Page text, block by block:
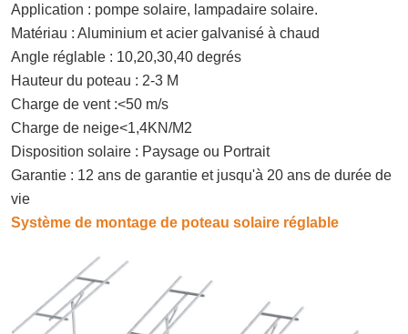
Application : pompe solaire, lampadaire solaire.
Matériau : Aluminium et acier galvanisé à chaud
Angle réglable : 10,20,30,40 degrés
Hauteur du poteau : 2-3 M
Charge de vent :<50 m/s
Charge de neige<1,4KN/M2
Disposition solaire : Paysage ou Portrait
Garantie : 12 ans de garantie et jusqu'à 20 ans de durée de
vie
Système de montage de poteau solaire réglable